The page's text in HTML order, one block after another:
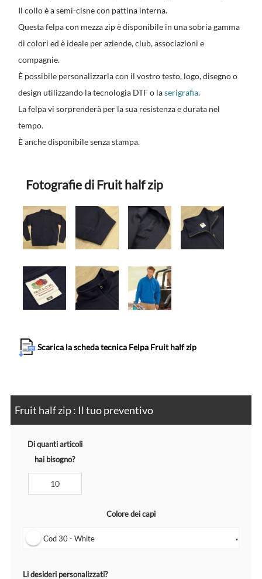
Il collo è a semi-cisne con pattina interna.
Questa felpa con mezza zip è disponibile in una sobria gamma
di colori ed è ideale per aziende, club, associazioni e
compagnie.
È possibile personalizzarla con il vostro testo, logo, disegno o
design utilizzando la tecnologia DTF o laserigrafia.
La felpa vi sorprenderà per la sua resistenza e durata nel
tempo.
È anche disponibile senza stampa.
Fotografie di Fruit half zip
Scarica la scheda tecnica Felpa Fruit half zip
Fruit half zip : Il tuo preventivo
Di quanti articoli
hai bisogno?
Colore dei capi
Cod 30 - White ▼
Li desideri personalizzati?